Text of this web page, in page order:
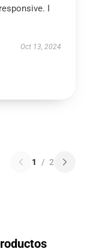
I
Oct 13, 2024
1 / 2